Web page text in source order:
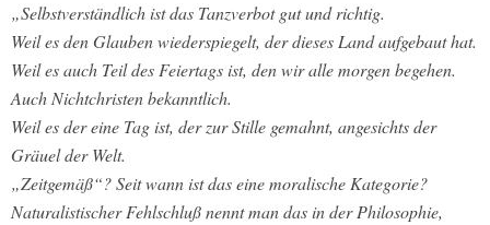
„Selbstverständlich ist das Tanzverbot gut und richtig.
Weil es den Glauben wiederspiegelt, der dieses Land aufgebaut hat.
Weil es auch Teil des Feiertags ist, den wir alle morgen begehen.
Auch Nichtchristen bekanntlich.
Weil es der eine Tag ist, der zur Stille gemahnt, angesichts der
Gräuel der Welt.
„Zeitgemäß“? Seit wann ist das eine moralische Kategorie?
Naturalistischer Fehlschluß nennt man das in der Philosophie,